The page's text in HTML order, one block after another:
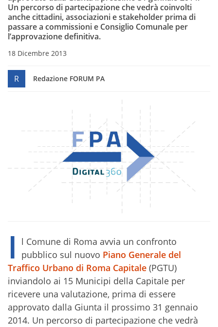
Un percorso di partecipazione che vedrà coinvolti
anche cittadini, associazioni e stakeholder prima di
passare a commissioni e Consiglio Comunale per
l’approvazione definitiva.
18 Dicembre 2013
R Redazione FORUM PA
I
l Comune di Roma avvia un confronto
pubblico sul nuovo Piano Generale del
Traffico Urbano di Roma Capitale (PGTU)
inviandolo ai 15 Municipi della Capitale per
ricevere una valutazione, prima di essere
approvato dalla Giunta il prossimo 31 gennaio
2014. Un percorso di partecipazione che vedrà